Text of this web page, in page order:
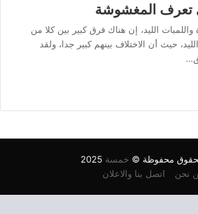
تعرف المغشوشة
الليد، إن هناك فرق كبير بين كلا من
حيث أن الاختلاف بينهم كبير جدا، ولقد
محفوظة © خمسة
نحن
اتصل بنا والاعلان